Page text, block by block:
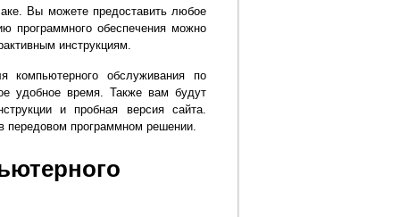
Вы можете предоставить любое
программного обеспечения можно
инструкциям.
обслуживания по
удобное время. Также вам будут
и пробная версия сайта.
передовом программном решении.